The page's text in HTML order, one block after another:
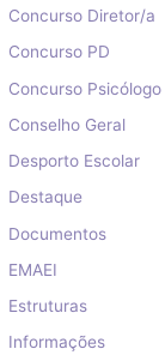
Concurso Diretor/a
Concurso PD
Concurso Psicólogo
Conselho Geral
Desporto Escolar
Destaque
Documentos
EMAEI
Estruturas
Informações